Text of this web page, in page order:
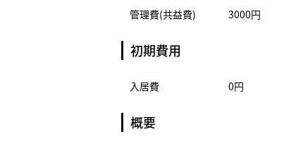
管理費(共益費) 3000円
初期費用
入居費 0円
概要